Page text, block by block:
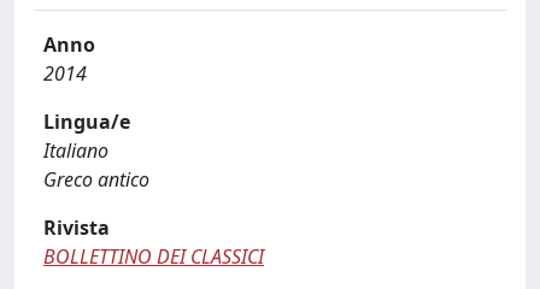
Anno
2014
Lingua/e
Italiano
Greco antico
Rivista
BOLLETTINO DEI CLASSICI